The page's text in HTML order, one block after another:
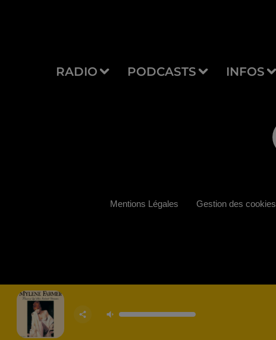
RADIO PODCASTS INFOS
Mentions Légales Gestion des cookies